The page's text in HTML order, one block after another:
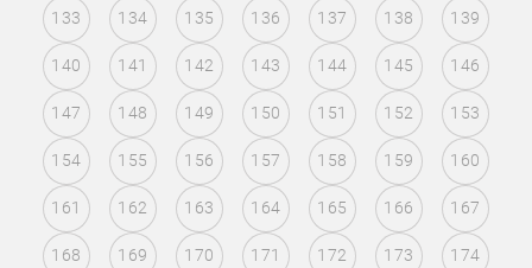
133 134 135 136 137 138 139
140 141 142 143 144 145 146
147 148 149 150 151 152 153
154 155 156 157 158 159 160
161 162 163 164 165 166 167
168 169 170 171 172 173 174